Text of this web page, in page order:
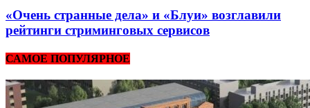
«Очень странные дела» и «Блуи» возглавили
рейтинги стриминговых сервисов
САМОЕ ПОПУЛЯРНОЕ